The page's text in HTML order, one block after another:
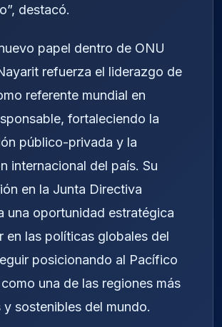
destacó.
papel dentro de ONU
refuerza el liderazgo de
referente mundial en
fortaleciendo la
público-privada y la
internacional del país. Su
en la Junta Directiva
una oportunidad estratégica
en las políticas globales del
posicionando al Pacífico
una de las regiones más
y sostenibles del mundo.